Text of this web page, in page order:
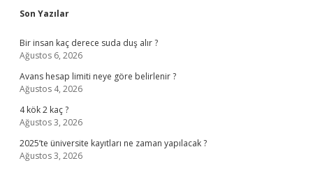
Sidebar
Son Yazılar
Bir insan kaç derece suda duş alır ?
Ağustos 6, 2026
Avans hesap limiti neye göre belirlenir ?
Ağustos 4, 2026
4 kök 2 kaç ?
Ağustos 3, 2026
2025’te üniversite kayıtları ne zaman yapılacak ?
Ağustos 3, 2026